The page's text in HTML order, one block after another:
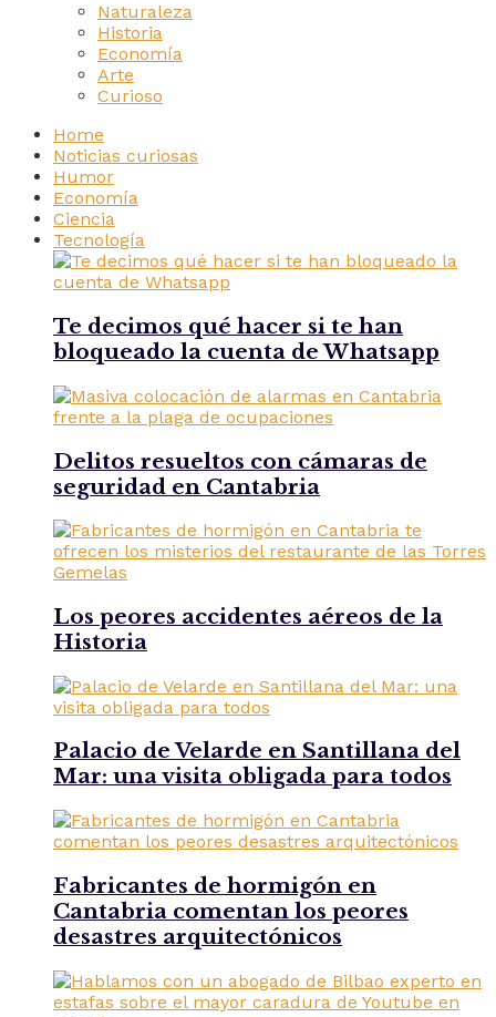
Naturaleza
Historia
Economía
Arte
Curioso
Home
Noticias curiosas
Humor
Economía
Ciencia
Tecnología
Te decimos qué hacer si te han
bloqueado la cuenta de Whatsapp
Delitos resueltos con cámaras de
seguridad en Cantabria
Los peores accidentes aéreos de la
Historia
Palacio de Velarde en Santillana del
Mar: una visita obligada para todos
Fabricantes de hormigón en
Cantabria comentan los peores
desastres arquitectónicos